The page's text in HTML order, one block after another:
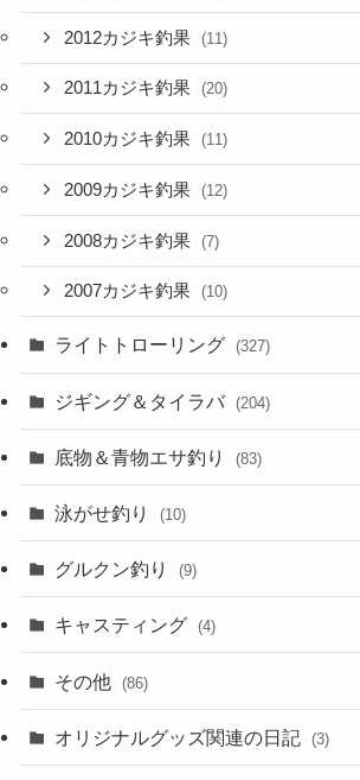
2012カジキ釣果 (11)
2011カジキ釣果 (20)
2010カジキ釣果 (11)
2009カジキ釣果 (12)
2008カジキ釣果 (7)
2007カジキ釣果 (10)
ライトトローリング (327)
ジギング＆タイラバ (204)
底物＆青物エサ釣り (83)
泳がせ釣り (10)
グルクン釣り (9)
キャスティング (4)
その他 (86)
オリジナルグッズ関連の日記 (3)